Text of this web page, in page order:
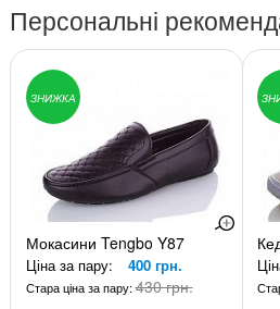
Персональні
ЗНИЖКА
Мокасини Tengbo Y87
Ціна за пару: 400 грн.
Стара ціна за пару:430 грн.